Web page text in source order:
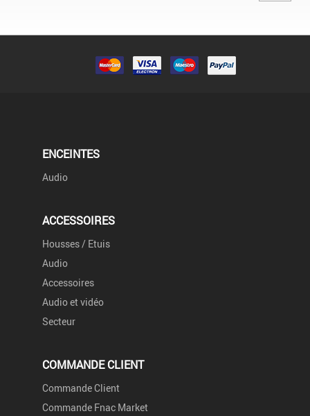
ENCEINTES
Audio
ACCESSOIRES
Housses / Etuis
Audio
Accessoires
Audio et vidéo
Secteur
COMMANDE CLIENT
Commande Client
Commande Fnac Market